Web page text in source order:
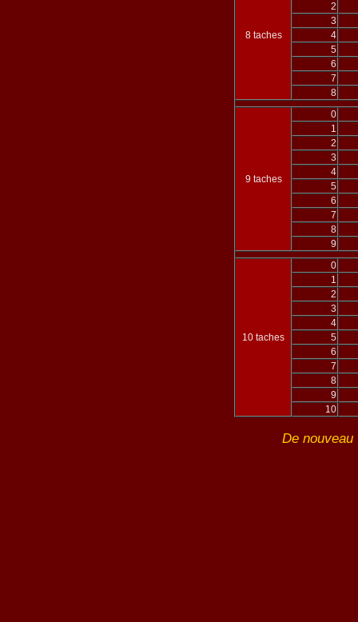
8 taches
2
3
4
5
6
7
8
9 taches
0
1
2
3
4
5
6
7
8
9
10 taches
0
1
2
3
4
5
6
7
8
9
10
De